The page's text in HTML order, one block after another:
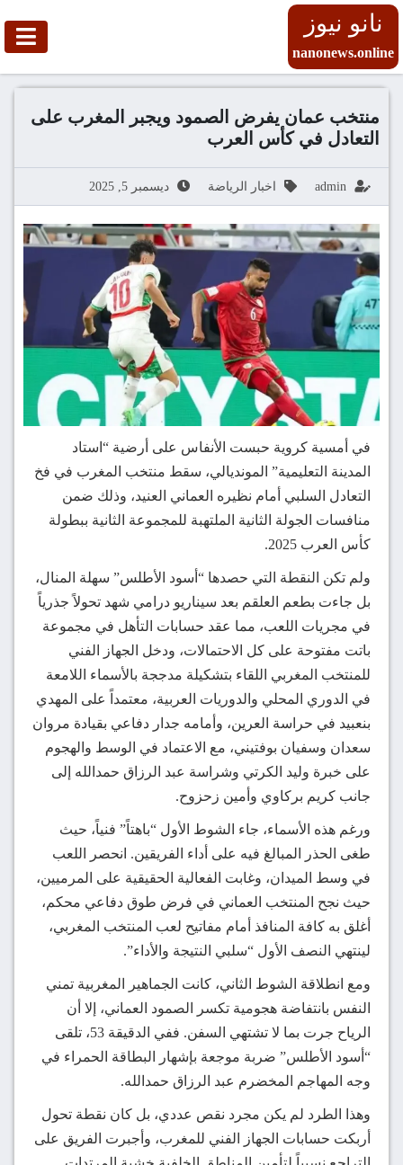
نانو نيوز
nanonews.online
منتخب عمان يفرض الصمود ويجبر المغرب على
التعادل في كأس العرب
admin اخبار الرياضة ديسمبر 5, 2025
في أمسية كروية حبست الأنفاس على أرضية “استاد
المدينة التعليمية” المونديالي، سقط منتخب المغرب في فخ
التعادل السلبي أمام نظيره العماني العنيد، وذلك ضمن
منافسات الجولة الثانية الملتهبة للمجموعة الثانية ببطولة
كأس العرب 2025.
ولم تكن النقطة التي حصدها “أسود الأطلس” سهلة المنال،
بل جاءت بطعم العلقم بعد سيناريو درامي شهد تحولاً جذرياً
في مجريات اللعب، مما عقد حسابات التأهل في مجموعة
باتت مفتوحة على كل الاحتمالات، ودخل الجهاز الفني
للمنتخب المغربي اللقاء بتشكيلة مدججة بالأسماء اللامعة
في الدوري المحلي والدوريات العربية، معتمداً على المهدي
بنعبيد في حراسة العرين، وأمامه جدار دفاعي بقيادة مروان
سعدان وسفيان بوفتيني، مع الاعتماد في الوسط والهجوم
على خبرة وليد الكرتي وشراسة عبد الرزاق حمدالله إلى
جانب كريم بركاوي وأمين زحزوح.
ورغم هذه الأسماء، جاء الشوط الأول “باهتاً” فنياً، حيث
طغى الحذر المبالغ فيه على أداء الفريقين. انحصر اللعب
في وسط الميدان، وغابت الفعالية الحقيقية على المرميين،
حيث نجح المنتخب العماني في فرض طوق دفاعي محكم،
أغلق به كافة المنافذ أمام مفاتيح لعب المنتخب المغربي،
لينتهي النصف الأول “سلبي النتيجة والأداء”.
ومع انطلاقة الشوط الثاني، كانت الجماهير المغربية تمني
النفس بانتفاضة هجومية تكسر الصمود العماني، إلا أن
الرياح جرت بما لا تشتهي السفن. ففي الدقيقة 53، تلقى
“أسود الأطلس” ضربة موجعة بإشهار البطاقة الحمراء في
وجه المهاجم المخضرم عبد الرزاق حمدالله.
وهذا الطرد لم يكن مجرد نقص عددي، بل كان نقطة تحول
أربكت حسابات الجهاز الفني للمغرب، وأجبرت الفريق على